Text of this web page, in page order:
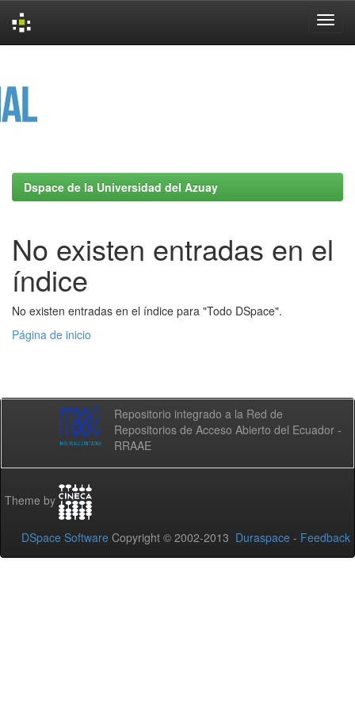
Dspace de la Universidad del Azuay
No existen entradas en el
índice
No existen entradas en el índice para "Todo DSpace".
Página de inicio
Repositorio integrado a la Red de
Repositorios de Acceso Abierto del Ecuador -
RRAAE
Theme by
DSpace Software Copyright © 2002-2013 Duraspace - Feedback